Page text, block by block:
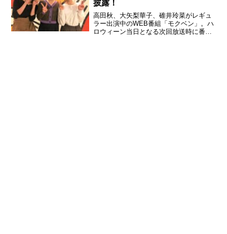
披露！
高田秋、大矢梨華子、碓井玲菜がレギュ
ラー出演中のWEB番組「モクベン」。ハ
ロウィーン当日となる次回放送時に番組